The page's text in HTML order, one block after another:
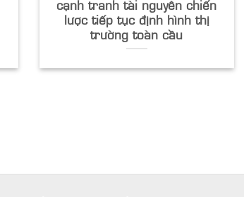
cạnh tranh tài nguyên chiến
lược tiếp tục định hình thị
trường toàn cầu